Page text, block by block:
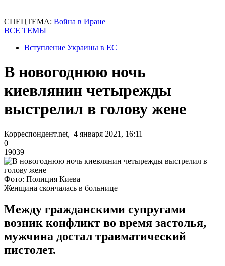
СПЕЦТЕМА: Война в Иране
ВСЕ ТЕМЫ
Вступление Украины в ЕС
В новогоднюю ночь
киевлянин четырежды
выстрелил в голову жене
Корреспондент.net, 4 января 2021, 16:11
0
19039
Фото: Полиция Киева
Женщина скончалась в больнице
Между гражданскими супругами
возник конфликт во время застолья,
мужчина достал травматический
пистолет.